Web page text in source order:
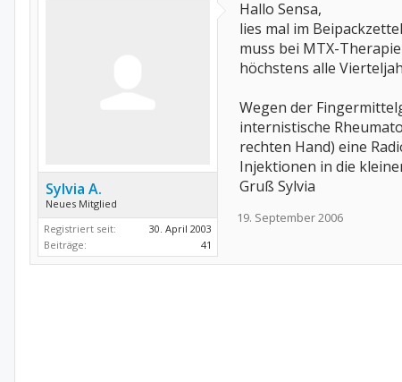
Sylvia A.
Neues Mitglied
Registriert seit:
30. April 2003
Beiträge:
41
Hallo Sensa,
lies mal im
muss bei MTX-
höchstens alle
Wegen der
internistische
rechten Hand) eine
Injektionen in die
Gruß Sylvia
19. September 2006